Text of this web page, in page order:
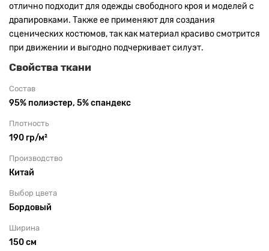
отлично подходит для одежды свободного кроя и моделей с
драпировками. Также ее применяют для создания
сценических костюмов, так как материал красиво смотрится
при движении и выгодно подчеркивает силуэт.
Свойства ткани
Состав
95% полиэстер, 5% спандекс
Плотность
190 гр/м²
Производство
Китай
Выбор цвета
Бордовый
Ширина
150 см